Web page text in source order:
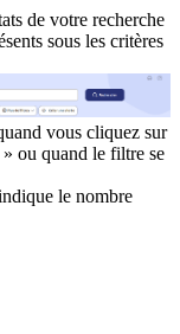
de votre recherche
sous les critères
vous cliquez sur
ou quand le filtre se
le nombre